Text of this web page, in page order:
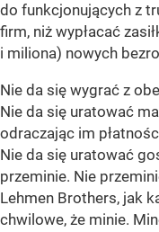
do funkcjonujących z
firm, niż wypłacać
i miliona) nowych
Nie da się wygrać z
Nie da się uratować
odraczając im
Nie da się uratować
przeminie. Nie
Lehmen Brothers, jak
chwilowe, że minie.